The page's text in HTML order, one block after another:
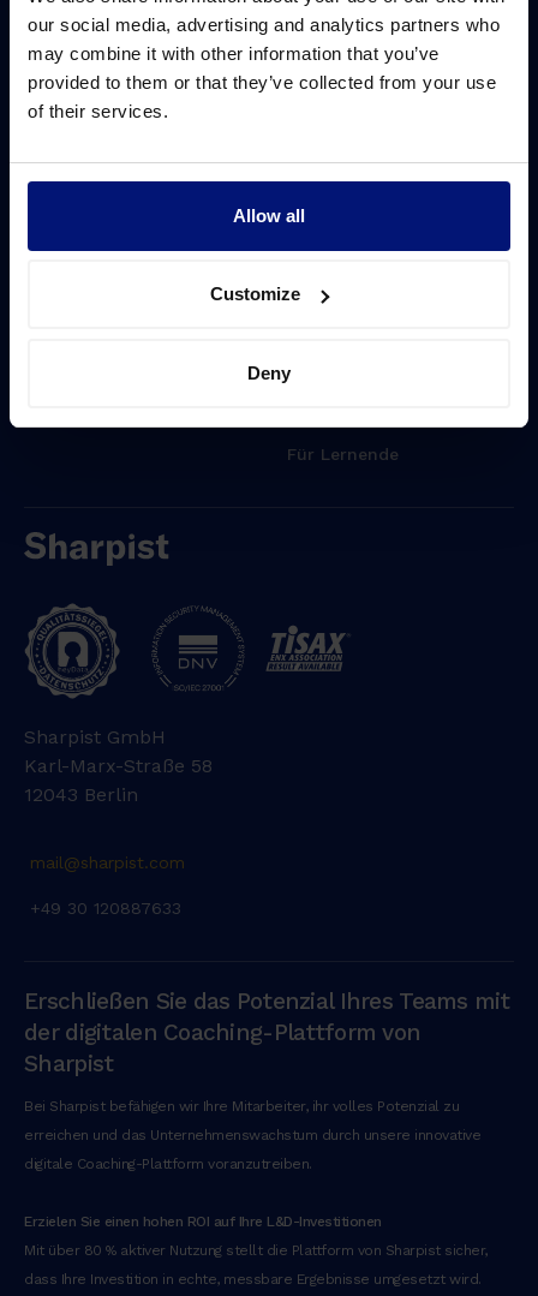
our social media, advertising and analytics partners who
may combine it with other information that you’ve
provided to them or that they’ve collected from your use
of their services.
Allow all
Customize
Deny
Transformationsbegleitung
Führungskompetenzen
steigern
Blog
Whitepapers
Webinare
Über Sharpist
Für Lernende
Sharpist GmbH
Karl-Marx-Straße 58
12043 Berlin
mail@sharpist.com
+49 30 120887633
Erschließen Sie das Potenzial Ihres Teams mit
der digitalen Coaching-Plattform von
Sharpist
Bei Sharpist befähigen wir Ihre Mitarbeiter, ihr volles Potenzial zu
erreichen und das Unternehmenswachstum durch unsere innovative
digitale Coaching-Plattform voranzutreiben.
Erzielen Sie einen hohen ROI auf Ihre L&D-Investitionen
Mit über 80 % aktiver Nutzung stellt die Plattform von Sharpist sicher,
dass Ihre Investition in echte, messbare Ergebnisse umgesetzt wird.